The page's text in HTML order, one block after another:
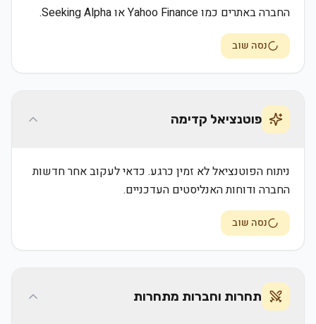
החברה באתרים כמו Yahoo Finance או Seeking Alpha.
נסה שוב
פוטנציאל קדימה
ניתוח הפוטנציאל לא זמין כרגע. כדאי לעקוב אחר חדשות
החברה ודוחות האנליסטים העדכניים.
נסה שוב
תחרות וחברות מתחרות